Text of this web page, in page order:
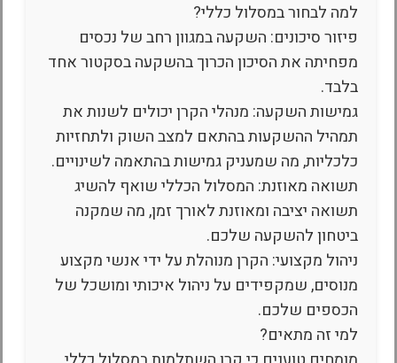
למה לבחור במסלול כללי?
פיזור סיכונים: השקעה במגוון רחב של נכסים
מפחיתה את הסיכון הכרוך בהשקעה בסקטור אחד
בלבד.
גמישות השקעה: מנהלי הקרן יכולים לשנות את
תמהיל ההשקעות בהתאם למצב השוק ולתחזיות
כלכליות, מה שמעניק גמישות בהתאמה לשינויים.
תשואה מאוזנת: המסלול הכללי שואף להשיג
תשואה יציבה ומאוזנת לאורך זמן, מה שמקנה
ביטחון להשקעה שלכם.
ניהול מקצועי: הקרן מנוהלת על ידי אנשי מקצוע
מנוסים, שמקפידים על ניהול איכותי ומושכל של
הכספים שלכם.
למי זה מתאים?